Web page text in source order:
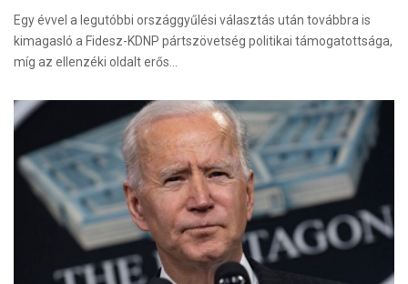
Egy évvel a legutóbbi országgyűlési választás után továbbra is
kimagasló a Fidesz-KDNP pártszövetség politikai támogatottsága,
míg az ellenzéki oldalt erős…